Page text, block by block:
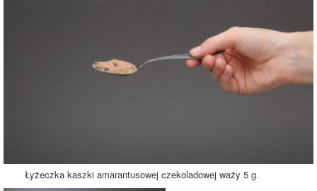
Łyżeczka kaszki amarantusowej czekoladowej waży 5 g.